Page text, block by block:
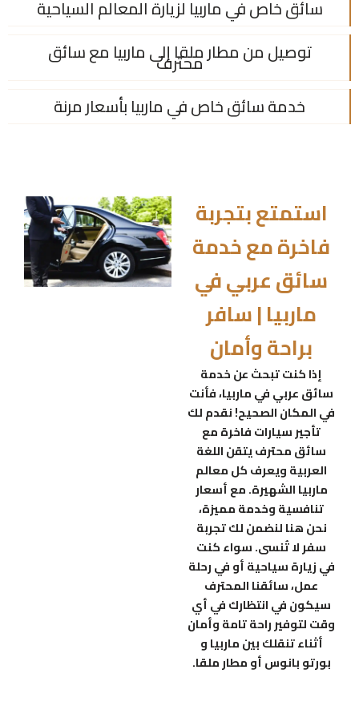
سائق خاص في ماربيا لزيارة المعالم السياحية
توصيل من مطار ملقا إلى ماربيا مع سائق
محترف
خدمة سائق خاص في ماربيا بأسعار مرنة
استمتع بتجربة
فاخرة مع خدمة
سائق عربي في
ماربيا | سافر
براحة وأمان
إذا كنت تبحث عن خدمة
سائق عربي في ماربيا، فأنت
في المكان الصحيح! نقدم لك
تأجير سيارات فاخرة مع
سائق محترف يتقن اللغة
العربية ويعرف كل معالم
ماربيا الشهيرة. مع أسعار
تنافسية وخدمة مميزة،
نحن هنا لنضمن لك تجربة
سفر لا تُنسى. سواء كنت
في زيارة سياحية أو في رحلة
عمل، سائقنا المحترف
سيكون في انتظارك في أي
وقت لتوفير راحة تامة وأمان
أثناء تنقلك بين ماربيا و
بورتو بانوس أو مطار ملقا.